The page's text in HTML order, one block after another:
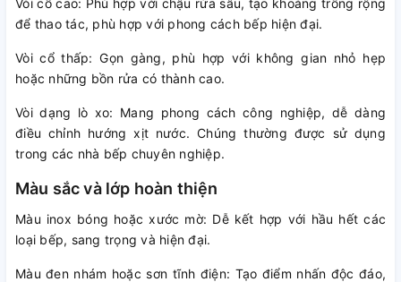
Vòi cổ cao: Phù hợp với chậu rửa sâu, tạo khoảng trống rộng
để thao tác, phù hợp với phong cách bếp hiện đại.
Vòi cổ thấp: Gọn gàng, phù hợp với không gian nhỏ hẹp
hoặc những bồn rửa có thành cao.
Vòi dạng lò xo: Mang phong cách công nghiệp, dễ dàng
điều chỉnh hướng xịt nước. Chúng thường được sử dụng
trong các nhà bếp chuyên nghiệp.
Màu sắc và lớp hoàn thiện
Màu inox bóng hoặc xước mờ: Dễ kết hợp với hầu hết các
loại bếp, sang trọng và hiện đại.
Màu đen nhám hoặc sơn tĩnh điện: Tạo điểm nhấn độc đáo,